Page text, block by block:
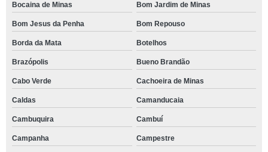
Bocaina de Minas Bom Jardim de Minas
Bom Jesus da Penha Bom Repouso
Borda da Mata Botelhos
Brazópolis Bueno Brandão
Cabo Verde Cachoeira de Minas
Caldas Camanducaia
Cambuquira Cambuí
Campanha Campestre